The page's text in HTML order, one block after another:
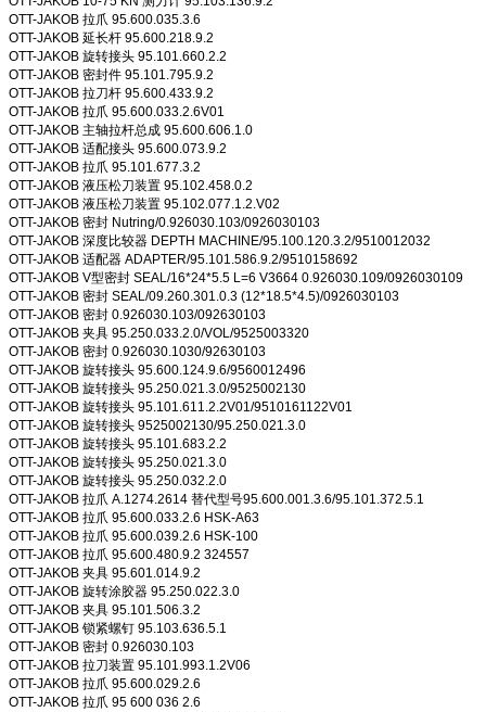
OTT-JAKOB 拉爪 95.600.035.3.6
OTT-JAKOB 延长杆 95.600.218.9.2
OTT-JAKOB 旋转接头 95.101.660.2.2
OTT-JAKOB 密封件 95.101.795.9.2
OTT-JAKOB 拉刀杆 95.600.433.9.2
OTT-JAKOB 拉爪 95.600.033.2.6V01
OTT-JAKOB 主轴拉杆总成 95.600.606.1.0
OTT-JAKOB 适配接头 95.600.073.9.2
OTT-JAKOB 拉爪 95.101.677.3.2
OTT-JAKOB 液压松刀装置 95.102.458.0.2
OTT-JAKOB 液压松刀装置 95.102.077.1.2.V02
OTT-JAKOB 密封 Nutring/0.926030.103/0926030103
OTT-JAKOB 深度比较器 DEPTH MACHINE/95.100.120.3.2/9510012032
OTT-JAKOB 适配器 ADAPTER/95.101.586.9.2/9510158692
OTT-JAKOB V型密封 SEAL/16*24*5.5 L=6 V3664 0.926030.109/0926030109
OTT-JAKOB 密封 SEAL/09.260.301.0.3 (12*18.5*4.5)/0926030103
OTT-JAKOB 密封 0.926030.103/092630103
OTT-JAKOB 夹具 95.250.033.2.0/VOL/9525003320
OTT-JAKOB 密封 0.926030.1030/92630103
OTT-JAKOB 旋转接头 95.600.124.9.6/9560012496
OTT-JAKOB 旋转接头 95.250.021.3.0/9525002130
OTT-JAKOB 旋转接头 95.101.611.2.2V01/9510161122V01
OTT-JAKOB 旋转接头 9525002130/95.250.021.3.0
OTT-JAKOB 旋转接头 95.101.683.2.2
OTT-JAKOB 旋转接头 95.250.021.3.0
OTT-JAKOB 旋转接头 95.250.032.2.0
OTT-JAKOB 拉爪 A.1274.2614 替代型号95.600.001.3.6/95.101.372.5.1
OTT-JAKOB 拉爪 95.600.033.2.6 HSK-A63
OTT-JAKOB 拉爪 95.600.039.2.6 HSK-100
OTT-JAKOB 拉爪 95.600.480.9.2 324557
OTT-JAKOB 夹具 95.601.014.9.2
OTT-JAKOB 旋转涂胶器 95.250.022.3.0
OTT-JAKOB 夹具 95.101.506.3.2
OTT-JAKOB 锁紧螺钉 95.103.636.5.1
OTT-JAKOB 密封 0.926030.103
OTT-JAKOB 拉刀装置 95.101.993.1.2V06
OTT-JAKOB 拉爪 95.600.029.2.6
OTT-JAKOB 拉爪 95 600 036 2.6